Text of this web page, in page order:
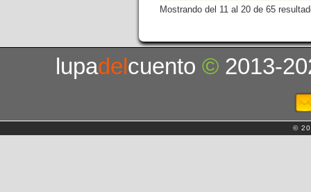
Mostrando del 11 al 20 de 65
lupadelcuento© 2013-
©